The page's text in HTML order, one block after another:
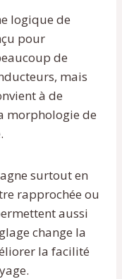
logique de
pour
de
mais
à de
morphologie de
surtout en
rapprochée ou
aussi
change la
la facilité